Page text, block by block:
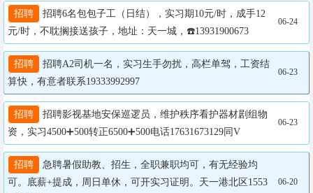
招聘
招聘6名包包子工（日结），实习期10元/时，成手12
元/时，不耽搁接送孩子，地址：天一城，☎️13931900673
06-24
招聘
招聘A2司机一名，实习生手勿扰，高栏单驾，工资结
算快，有意者联系19333992997
06-23
招聘
招聘影视基地安保巡逻员，维护秩序看护器材剧组物
资，实习4500➕500转正6500➕500电话17631673129同V
06-23
招聘
急聘暑假助教、招生，全职兼职均可，有无经验均
可。底薪+提成，周日单休，可开实习证明。天一港北区1553
06-20